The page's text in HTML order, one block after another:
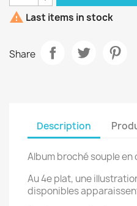
 Last items in stock
Share
Description
Album broché souple en
Au 4e plat, une
disponibles